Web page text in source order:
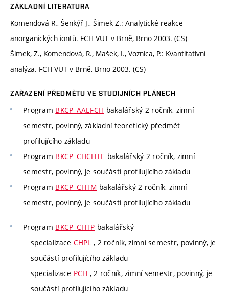
ZÁKLADNÍ LITERATURA
Komendová R., Šenkýř J., Šimek Z.: Analytické reakce
anorganických iontů. FCH VUT v Brně, Brno 2003. (CS)
Šimek, Z., Komendová, R., Mašek, I., Voznica, P.: Kvantitativní
analýza. FCH VUT v Brně, Brno 2003. (CS)
ZAŘAZENÍ PŘEDMĚTU VE STUDIJNÍCH PLÁNECH
Program BKCP_AAEFCH bakalářský 2 ročník, zimní
semestr, povinný, základní teoretický předmět
profilujícího základu
Program BKCP_CHCHTE bakalářský 2 ročník, zimní
semestr, povinný, je součástí profilujícího základu
Program BKCP_CHTM bakalářský 2 ročník, zimní
semestr, povinný, je součástí profilujícího základu
Program BKCP_CHTP bakalářský
specializace CHPL , 2 ročník, zimní semestr, povinný, je
součástí profilujícího základu
specializace PCH , 2 ročník, zimní semestr, povinný, je
součástí profilujícího základu